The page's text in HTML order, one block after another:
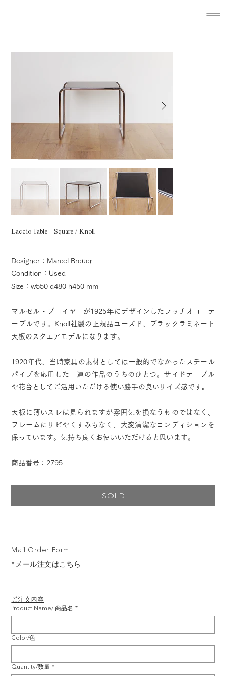
ご注文内容
Product Name/ 商品名 *
Color/色
Quantity/数量 *
Mail Order Form
*メール注文はこちら
Laccio Table - Square / Knoll
Designer：Marcel Breuer
Condition：Used
Size：w550 d480 h450 mm
マルセル・ブロイヤーが1925年にデザインしたラッチオローテ
ーブルです。Knoll社製の正規品ユーズド、ブラックラミネート
天板のスクエアモデルになります。
1920年代、当時家具の素材としては一般的でなかったスチール
パイプを応用した一連の作品のうちのひとつ。サイドテーブル
や花台としてご活用いただける使い勝手の良いサイズ感です。
天板に薄いスレは見られますが雰囲気を損なうものではなく、
フレームにサビやくすみもなく、大変清潔なコンディションを
保っています。気持ち良くお使いいただけると思います。
商品番号：2795
SOLD